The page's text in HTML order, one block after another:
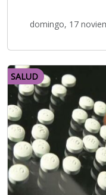
domingo, 17
SALUD